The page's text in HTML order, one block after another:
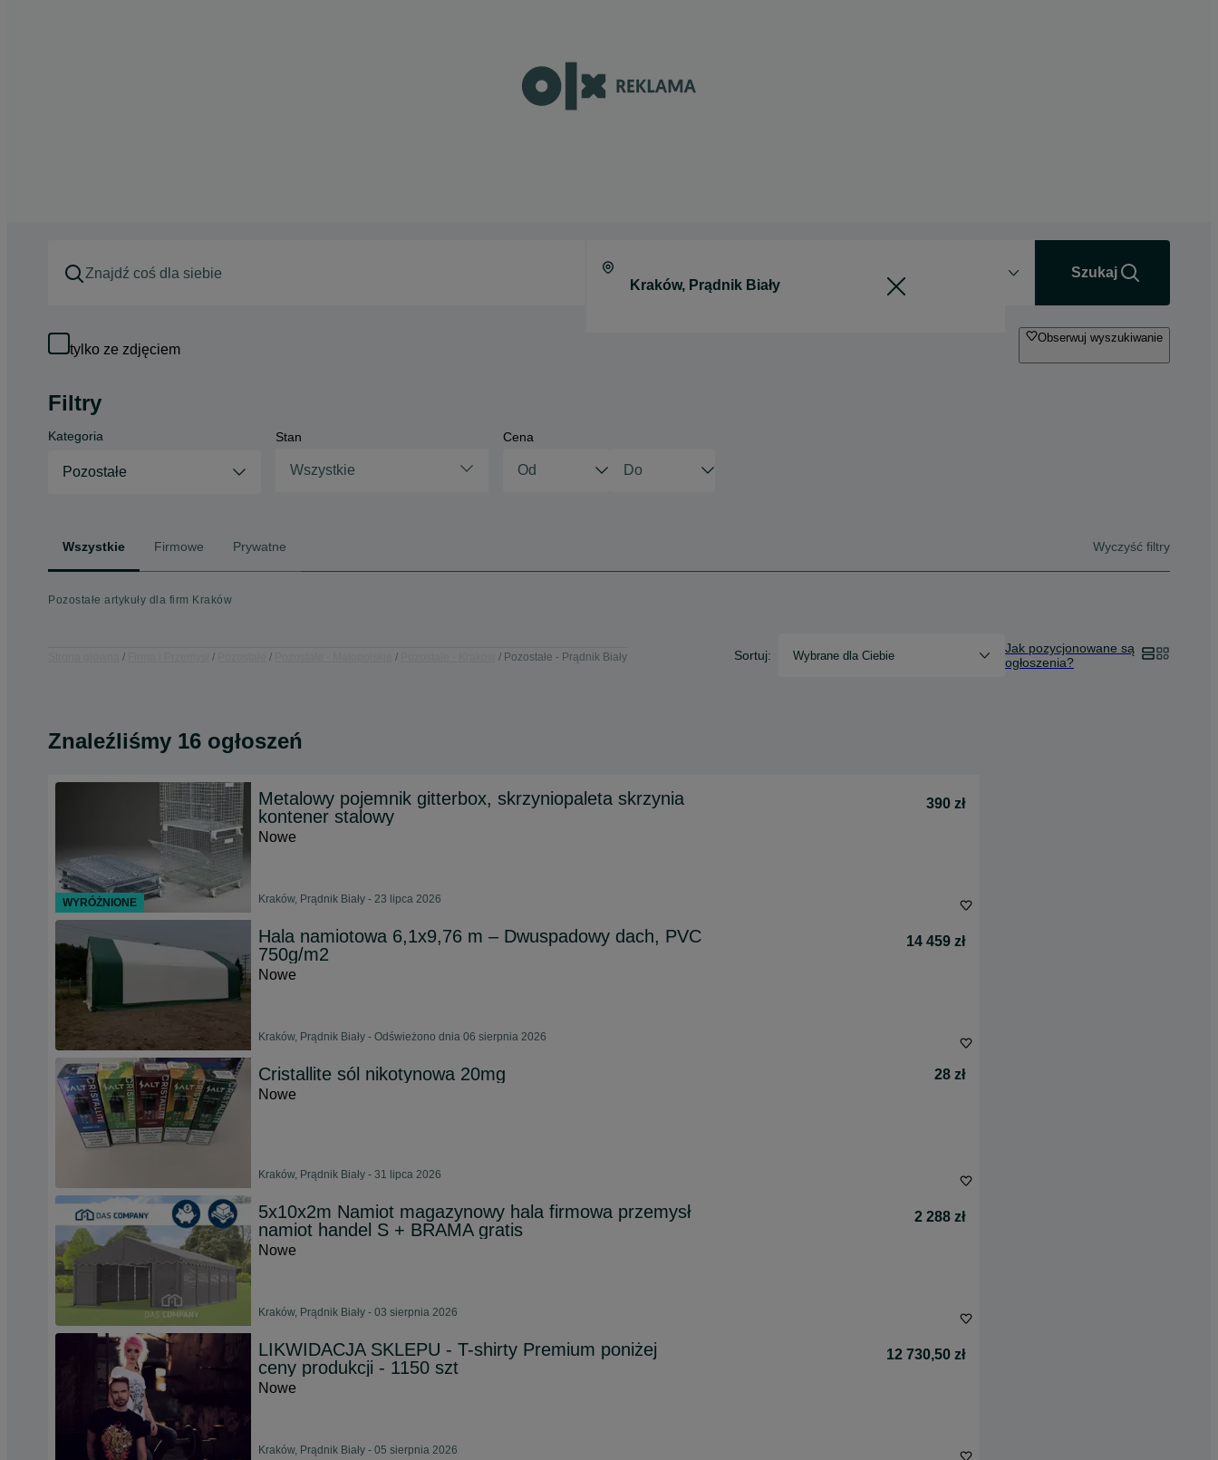
Szukaj
tylko ze zdjęciem
Obserwuj wyszukiwanie
Filtry
Kategoria
Pozostałe
Stan
Wszystkie
Cena
Wszystkie Firmowe Prywatne Wyczyść filtry
Pozostałe artykuły dla firm Kraków
Pozostałe - Prądnik Biały Sortuj: Wybrane dla Ciebie
Jak pozycjonowane są
ogłoszenia?
Znaleźliśmy 16 ogłoszeń
Metalowy pojemnik gitterbox, skrzyniopaleta skrzynia
kontener stalowy
390 zł
Nowe
Kraków, Prądnik Biały - 23 lipca 2026
Hala namiotowa 6,1x9,76 m – Dwuspadowy dach, PVC
750g/m2
14 459 zł
Nowe
Kraków, Prądnik Biały - Odświeżono dnia 06 sierpnia 2026
Cristallite sól nikotynowa 20mg
28 zł
Nowe
Kraków, Prądnik Biały - 31 lipca 2026
5x10x2m Namiot magazynowy hala firmowa przemysł
namiot handel S + BRAMA gratis
2 288 zł
Nowe
Kraków, Prądnik Biały - 03 sierpnia 2026
LIKWIDACJA SKLEPU - T-shirty Premium poniżej
ceny produkcji - 1150 szt
12 730,50 zł
Nowe
Kraków, Prądnik Biały - 05 sierpnia 2026
WYRÓŻNIONE